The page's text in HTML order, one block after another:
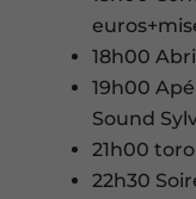
18h00
19h00
Sound
21h00
22h30